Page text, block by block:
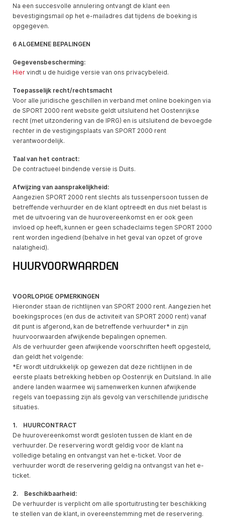
Na een succesvolle annulering ontvangt de klant een
bevestigingsmail op het e-mailadres dat tijdens de boeking is
opgegeven.
6 ALGEMENE BEPALINGEN
Gegevensbescherming:
Hier vindt u de huidige versie van ons privacybeleid.
Toepasselijk recht/rechtsmacht
Voor alle juridische geschillen in verband met online boekingen via
de SPORT 2000 rent website geldt uitsluitend het Oostenrijkse
recht (met uitzondering van de IPRG) en is uitsluitend de bevoegde
rechter in de vestigingsplaats van SPORT 2000 rent
verantwoordelijk.
Taal van het contract:
De contractueel bindende versie is Duits.
Afwijzing van aansprakelijkheid:
Aangezien SPORT 2000 rent slechts als tussenpersoon tussen de
betreffende verhuurder en de klant optreedt en dus niet belast is
met de uitvoering van de huurovereenkomst en er ook geen
invloed op heeft, kunnen er geen schadeclaims tegen SPORT 2000
rent worden ingediend (behalve in het geval van opzet of grove
nalatigheid).
HUURVOORWAARDEN
VOORLOPIGE OPMERKINGEN
Hieronder staan de richtlijnen van SPORT 2000 rent. Aangezien het
boekingsproces (en dus de activiteit van SPORT 2000 rent) vanaf
dit punt is afgerond, kan de betreffende verhuurder* in zijn
huurvoorwaarden afwijkende bepalingen opnemen.
Als de verhuurder geen afwijkende voorschriften heeft opgesteld,
dan geldt het volgende:
*Er wordt uitdrukkelijk op gewezen dat deze richtlijnen in de
eerste plaats betrekking hebben op Oostenrijk en Duitsland. In alle
andere landen waarmee wij samenwerken kunnen afwijkende
regels van toepassing zijn als gevolg van verschillende juridische
situaties.
1. HUURCONTRACT
De huurovereenkomst wordt gesloten tussen de klant en de
verhuurder. De reservering wordt geldig voor de klant na
volledige betaling en ontvangst van het e-ticket. Voor de
verhuurder wordt de reservering geldig na ontvangst van het e-
ticket.
2. Beschikbaarheid:
De verhuurder is verplicht om alle sportuitrusting ter beschikking
te stellen van de klant, in overeenstemming met de reservering.